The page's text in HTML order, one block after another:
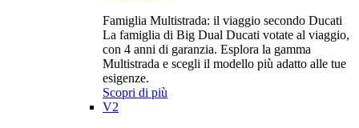
Famiglia Multistrada: il viaggio secondo Ducati
La famiglia di Big Dual Ducati votate al viaggio,
con 4 anni di garanzia. Esplora la gamma
Multistrada e scegli il modello più adatto alle tue
esigenze.
Scopri di più
V2